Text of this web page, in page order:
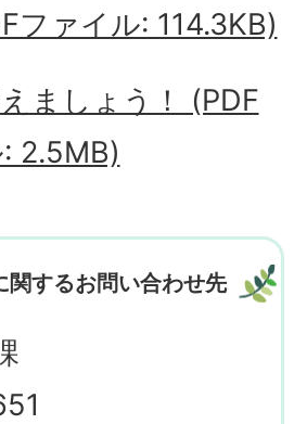
ファイル: 114.3KB)
ましょう！ (PDF
2.5MB)
関するお問い合わせ先